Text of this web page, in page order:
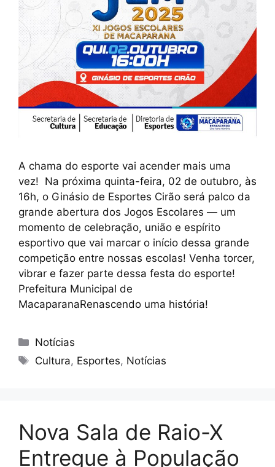
A chama do esporte vai acender mais uma
vez! Na próxima quinta-feira, 02 de outubro, às
16h, o Ginásio de Esportes Cirão será palco da
grande abertura dos Jogos Escolares — um
momento de celebração, união e espírito
esportivo que vai marcar o início dessa grande
competição entre nossas escolas! Venha torcer,
vibrar e fazer parte dessa festa do esporte!
Prefeitura Municipal de
MacaparanaRenascendo uma história!
Notícias
Cultura, Esportes, Notícias
Nova Sala de Raio-X
Entregue à População